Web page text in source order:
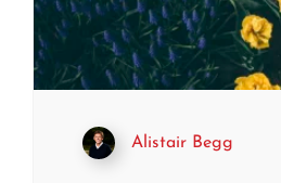
Alistair Begg